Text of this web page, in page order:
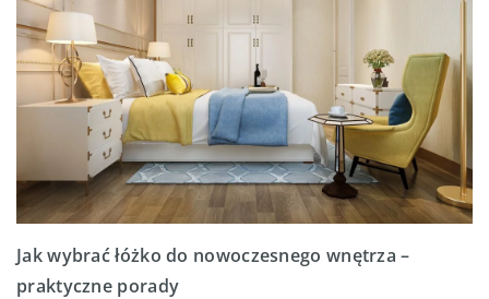
Jak wybrać łóżko do nowoczesnego wnętrza –
praktyczne porady